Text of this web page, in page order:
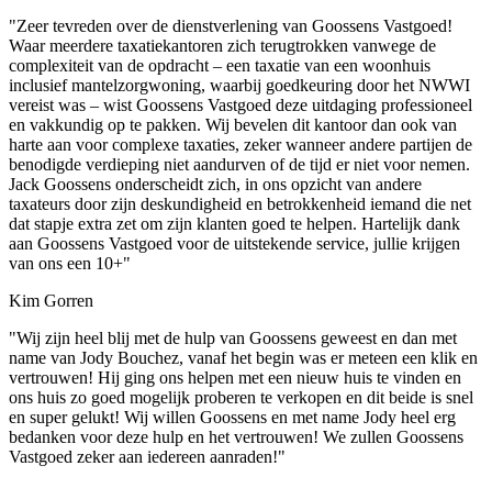
"Zeer tevreden over de dienstverlening van Goossens Vastgoed!
Waar meerdere taxatiekantoren zich terugtrokken vanwege de
complexiteit van de opdracht – een taxatie van een woonhuis
inclusief mantelzorgwoning, waarbij goedkeuring door het NWWI
vereist was – wist Goossens Vastgoed deze uitdaging professioneel
en vakkundig op te pakken. Wij bevelen dit kantoor dan ook van
harte aan voor complexe taxaties, zeker wanneer andere partijen de
benodigde verdieping niet aandurven of de tijd er niet voor nemen.
Jack Goossens onderscheidt zich, in ons opzicht van andere
taxateurs door zijn deskundigheid en betrokkenheid iemand die net
dat stapje extra zet om zijn klanten goed te helpen. Hartelijk dank
aan Goossens Vastgoed voor de uitstekende service, jullie krijgen
van ons een 10+"
Kim Gorren
"Wij zijn heel blij met de hulp van Goossens geweest en dan met
name van Jody Bouchez, vanaf het begin was er meteen een klik en
vertrouwen! Hij ging ons helpen met een nieuw huis te vinden en
ons huis zo goed mogelijk proberen te verkopen en dit beide is snel
en super gelukt! Wij willen Goossens en met name Jody heel erg
bedanken voor deze hulp en het vertrouwen! We zullen Goossens
Vastgoed zeker aan iedereen aanraden!"